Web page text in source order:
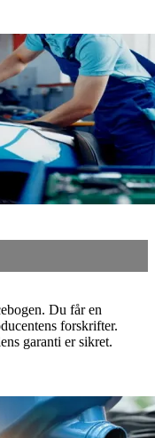
Du får en
forskrifter.
garanti er sikret.